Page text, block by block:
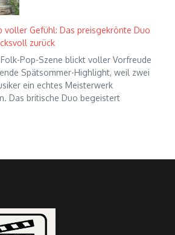
voller Gefühl: Das preisgekrönte Duo
zurück
Pop-Szene blickt voller Vorfreude
Spätsommer-Highlight, weil zwei
ein echtes Meisterwerk
Das britische Duo begeistert